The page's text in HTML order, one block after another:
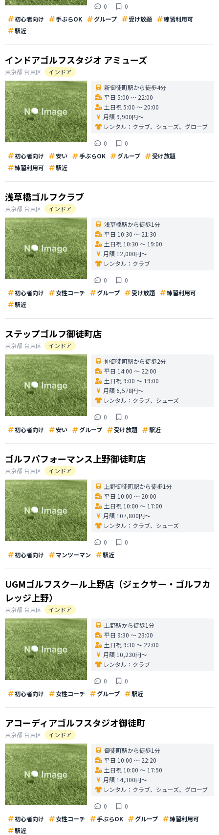
0
0
初心者向け
手ぶらOK グループ 受け放題
練習利用可
駅近
インドアゴルフスタジオ アミューズ
東京都 台東区
インドア
新御徒町駅から徒歩4分
平日 5:00 〜 22:00
土日祝 5:00 〜 20:00
月額 9,900円〜
レンタル： クラブ、シューズ、グローブ
0
0
初心者向け
安い 手ぶらOK グループ
受け放題
練習利用可
駅近
浅草橋ゴルフクラブ
東京都 台東区
インドア
浅草橋駅から徒歩1分
平日 10:30 〜 21:30
土日祝 10:30 〜 19:00
月額 12,000円〜
レンタル： クラブ
0
0
初心者向け
女性コーチ グループ 受け放題
練習利用可
駅近
ステップゴルフ御徒町店
東京都 台東区
インドア
仲御徒町駅から徒歩2分
平日 14:00 〜 22:00
土日祝 9:00 〜 19:00
月額 6,578円〜
レンタル： クラブ、シューズ
0
0
初心者向け
安い グループ 受け放題 駅近
ゴルフパフォーマンス上野御徒町店
東京都 台東区
インドア
上野御徒町駅から徒歩1分
平日 10:00 〜 20:00
土日祝 10:00 〜 17:00
月額 107,800円〜
レンタル： クラブ、シューズ
0
0
初心者向け
マンツーマン 駅近
UGMゴルフスクール上野店（ジェクサー・ゴルフカ
レッジ上野）
東京都 台東区
インドア
上野駅から徒歩1分
平日 9:30 〜 23:00
土日祝 9:30 〜 22:00
月額 10,230円〜
レンタル： クラブ
0
0
初心者向け
女性コーチ グループ 駅近
アコーディアゴルフスタジオ御徒町
東京都 台東区
インドア
御徒町駅から徒歩1分
平日 10:00 〜 22:20
土日祝 10:00 〜 17:50
月額 14,300円〜
レンタル： クラブ、シューズ、グローブ
0
0
初心者向け
女性コーチ 手ぶらOK グループ
練習利用可
駅近